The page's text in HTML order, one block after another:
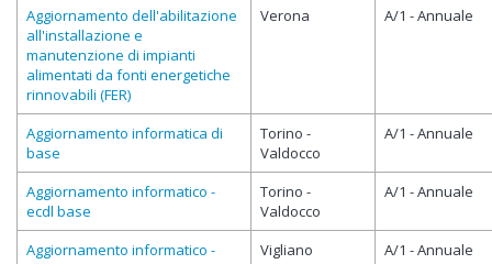
Aggiornamento dell'abilitazione
all'installazione e
manutenzione di impianti
alimentati da fonti energetiche
rinnovabili (FER)
Verona A/1 - Annuale
Aggiornamento informatica di
base
Torino -
Valdocco
A/1 - Annuale
Aggiornamento informatico -
ecdl base
Torino -
Valdocco
A/1 - Annuale
Aggiornamento informatico -
Vigliano
A/1 - Annuale